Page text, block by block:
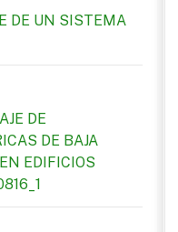
DE UN SISTEMA
DE
DE BAJA
EDIFICIOS